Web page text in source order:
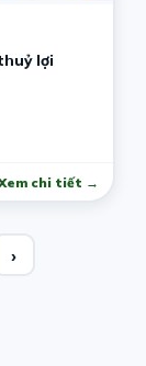
lợi
chi tiết →
›